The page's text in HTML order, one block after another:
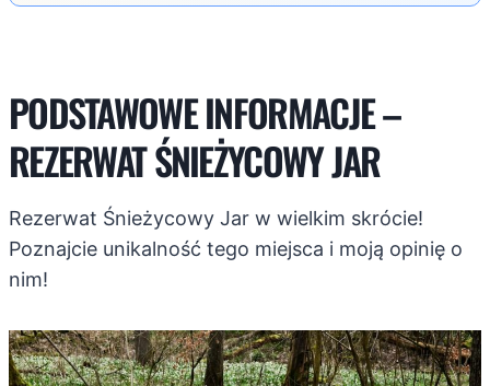
PODSTAWOWE INFORMACJE –
REZERWAT ŚNIEŻYCOWY JAR
Rezerwat Śnieżycowy Jar w wielkim skrócie!
Poznajcie unikalność tego miejsca i moją opinię o
nim!